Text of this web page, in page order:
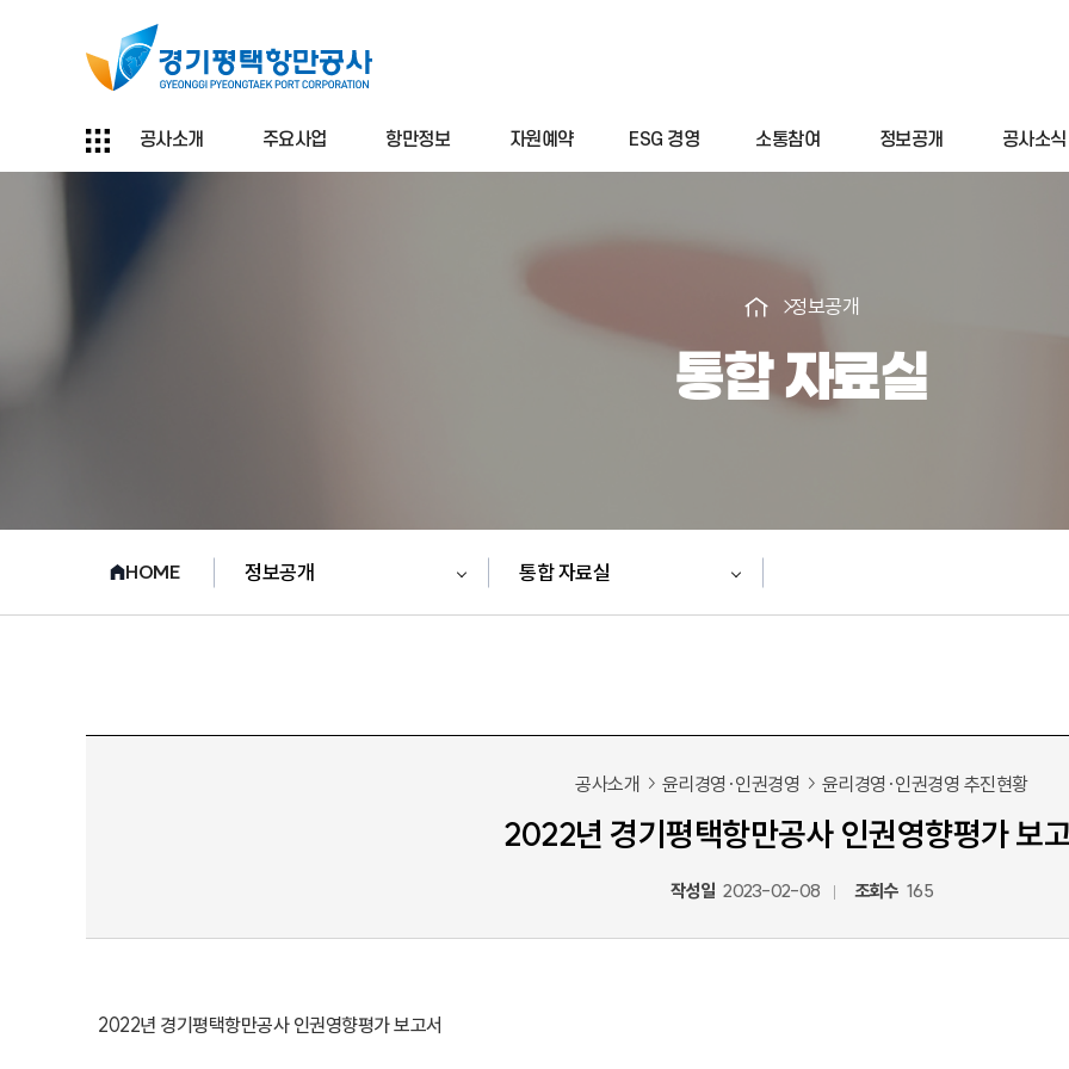
공사소개 주요사업 항만정보 자원예약 ESG 경영 소통참여 정보공개 공사소식
정보공개
통합 자료실
HOME 정보공개 통합 자료실
공사소개 윤리경영·인권경영 윤리경영·인권경영 추진현황
2022년 경기평택항만공사 인권영향평가 보
작성일 2023-02-08 조회수 165
2022년 경기평택항만공사 인권영향평가 보고서